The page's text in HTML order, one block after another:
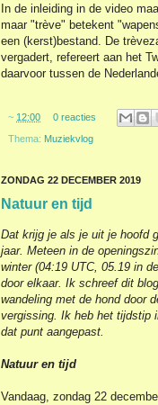
In de inleiding in de video
maar "trève" betekent
een (kerst)bestand. De
vergadert, refereert aan het
daarvoor tussen de
~ 12:00 0 reacties
Thema: Muziekvlog
ZONDAG 22 DECEMBER 2019
Natuur en tijd
Dat krijg je als je uit je hoofd
jaar. Meteen in de
winter (04:19 UTC, 05.19 in
door elkaar. Ik schreef dit
wandeling met de hond door
vergissing. Ik heb het tijdstip
dat punt aangepast.
Natuur en tijd
Vandaag, zondag 22